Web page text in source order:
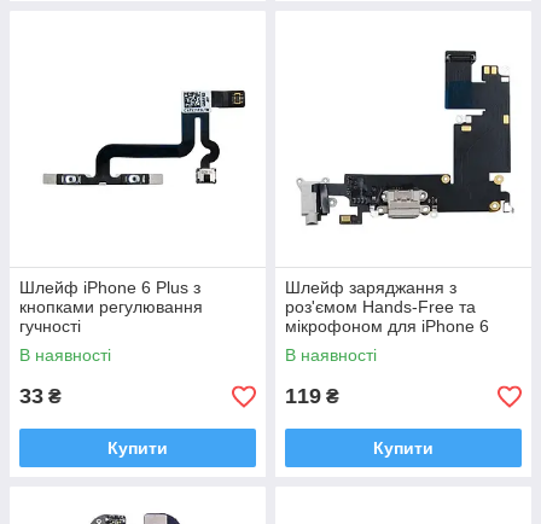
Шлейф iPhone 6 Plus з
кнопками регулювання
гучності
В наявності
33 ₴
Купити
Шлейф заряджання з
роз'ємом Hands-Free та
мікрофоном для iPhone 6
Plus Білий
В наявності
119 ₴
Купити